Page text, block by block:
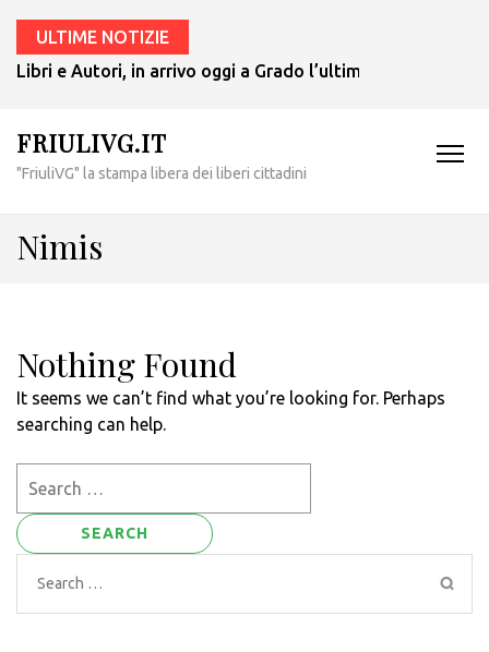
ULTIME NOTIZIE
Libri e Autori, in arrivo oggi a Grado l’ultimo giallo di
FRIULIVG.IT
"FriuliVG" la stampa libera dei liberi cittadini
Nimis
Nothing Found
It seems we can’t find what you’re looking for. Perhaps
searching can help.
Search
for: